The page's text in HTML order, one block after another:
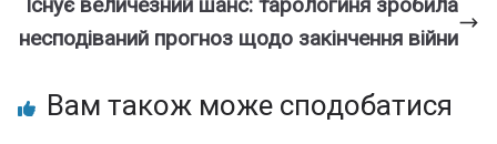
Існує величезний шанс: тарологиня зробила
несподіваний прогноз щодо закінчення війни
Вам також може сподобатися